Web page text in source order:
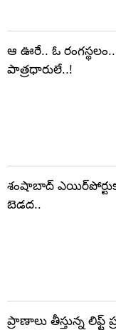
ఆ ఊరే.. ఓ
పాత్రధారులే..!
శంషాబాద్
బెడద..
ప్రాణాలు తీస్తున్న